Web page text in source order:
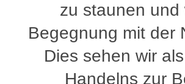
zu staunen
Begegnung mit der
Dies sehen wir
Handelns zur